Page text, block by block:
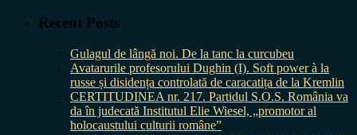
Recent Posts
Gulagul de lângă noi. De la tanc la curcubeu
Avatarurile profesorului Dughin (I). Soft power à la
russe și disidența controlată de caracatița de la Kremlin
CERTITUDINEA nr. 217. Partidul S.O.S. România va
da în judecată Institutul Elie Wiesel, „promotor al
holocaustului culturii române”